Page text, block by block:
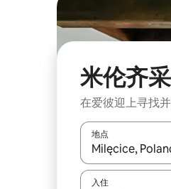
米伦齐
在爱彼迎上寻找
地点
如有搜索结果，
入住